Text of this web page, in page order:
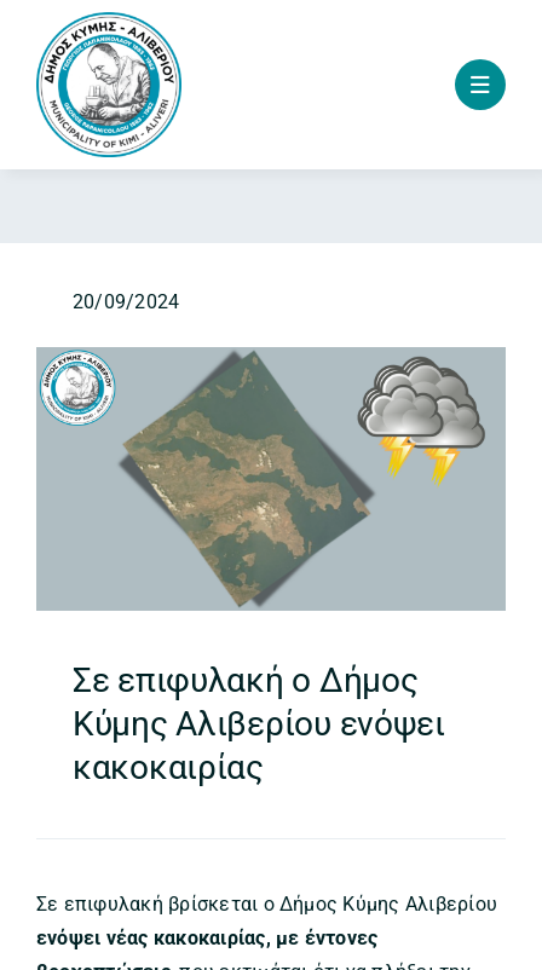
content
20/09/2024
Σε επιφυλακή ο Δήμος
Κύμης Αλιβερίου ενόψει
κακοκαιρίας
Σε επιφυλακή βρίσκεται ο Δήμος Κύμης Αλιβερίου
ενόψει νέας κακοκαιρίας, με έντονες